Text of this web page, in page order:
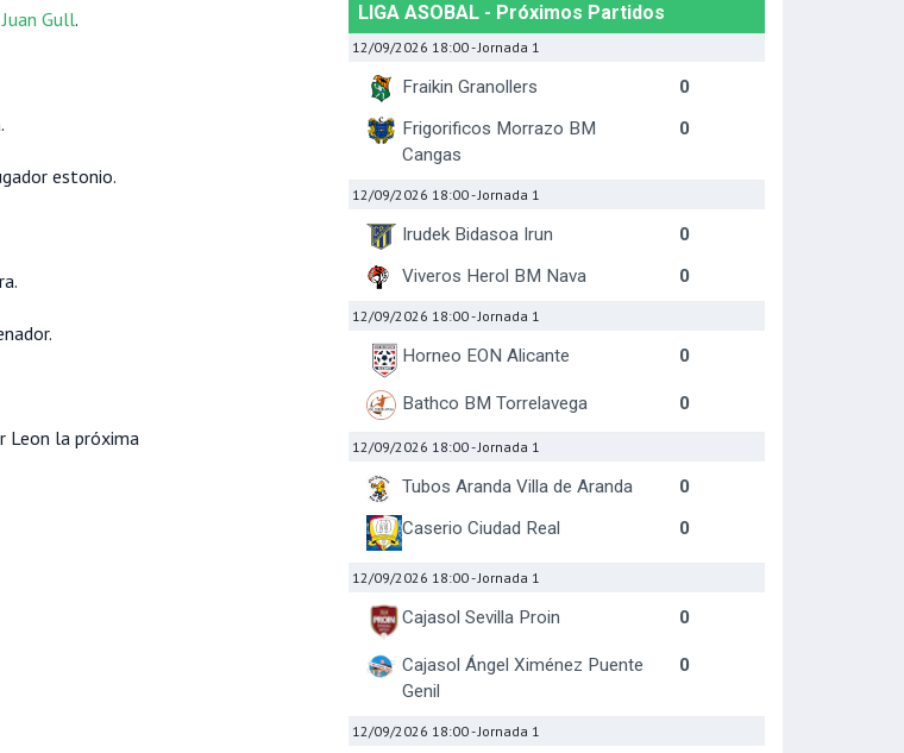
Juan Gull.
estonio.
Leon la próxima
LIGA ASOBAL - Próximos Partidos
12/09/2026 18:00- Jornada 1
Fraikin Granollers
0
Frigorificos Morrazo BM
Cangas
0
12/09/2026 18:00- Jornada 1
Irudek Bidasoa Irun
0
Viveros Herol BM Nava
0
12/09/2026 18:00- Jornada 1
Horneo EON Alicante 0
Bathco BM Torrelavega 0
12/09/2026 18:00- Jornada 1
Tubos Aranda Villa de Aranda
0
Caserio Ciudad Real
0
12/09/2026 18:00- Jornada 1
Cajasol Sevilla Proin 0
Cajasol Ángel Ximénez Puente
Genil
0
12/09/2026 18:00- Jornada 1